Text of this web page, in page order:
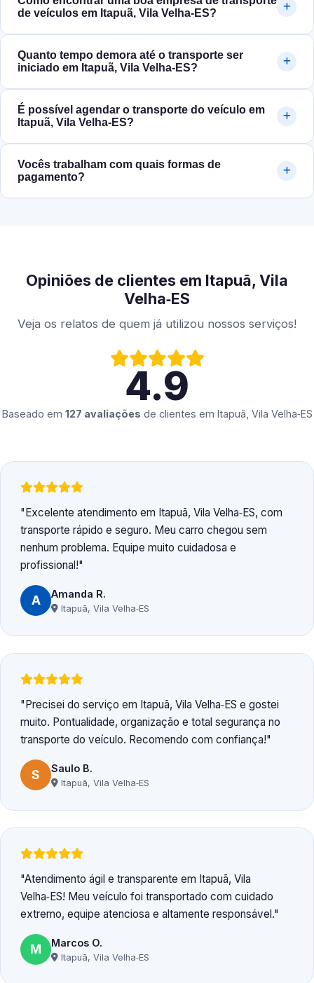
de veículos em Itapuã, Vila Velha‑ES?
Quanto tempo demora até o transporte ser
iniciado em Itapuã, Vila Velha‑ES?
É possível agendar o transporte do veículo em
Itapuã, Vila Velha‑ES?
Vocês trabalham com quais formas de
pagamento?
Opiniões de clientes em Itapuã, Vila
Velha‑ES
Veja os relatos de quem já utilizou nossos serviços!
4.9
Baseado em 127 avaliações de clientes em Itapuã, Vila Velha‑ES
Excelente atendimento em Itapuã, Vila Velha‑ES, com
transporte rápido e seguro. Meu carro chegou sem
nenhum problema. Equipe muito cuidadosa e
profissional!
A Amanda R.
Itapuã, Vila Velha‑ES
Precisei do serviço em Itapuã, Vila Velha‑ES e gostei
muito. Pontualidade, organização e total segurança no
transporte do veículo. Recomendo com confiança!
S Saulo B.
Itapuã, Vila Velha‑ES
Atendimento ágil e transparente em Itapuã, Vila
Velha‑ES! Meu veículo foi transportado com cuidado
extremo, equipe atenciosa e altamente responsável.
M Marcos O.
Itapuã, Vila Velha‑ES